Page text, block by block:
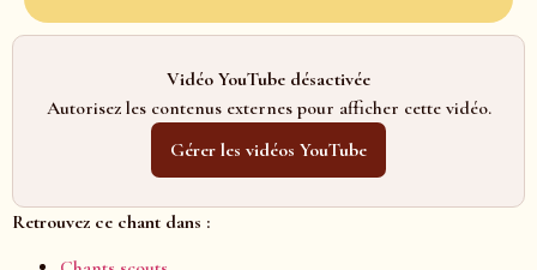
Vidéo YouTube désactivée
Autorisez les contenus externes pour afficher cette vidéo.
Gérer les vidéos YouTube
Retrouvez ce chant dans :